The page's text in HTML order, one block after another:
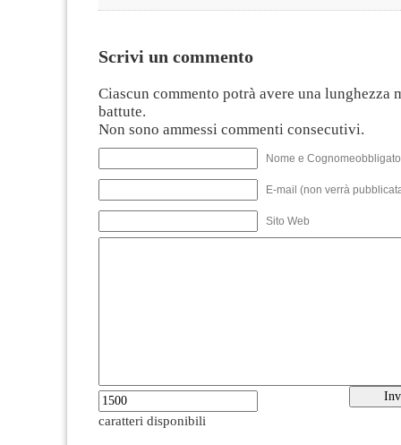
Scrivi un commento
Ciascun commento potrà avere una lunghezza
battute.
Non sono ammessi commenti consecutivi.
Nome e
E-mail (non verrà
Sito Web
caratteri disponibili